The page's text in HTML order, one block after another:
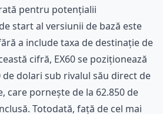
pentru potențialii
start al versiunii de bază este
a include taxa de destinație de
cifră, EX60 se poziționează
de dolari sub rivalul său direct de
care pornește de la 62.850 de
Totodată, față de cel mai